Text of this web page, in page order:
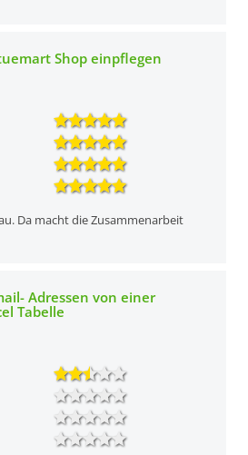
Shop einpflegen
Da macht die Zusammenarbeit
Adressen von einer
Tabelle